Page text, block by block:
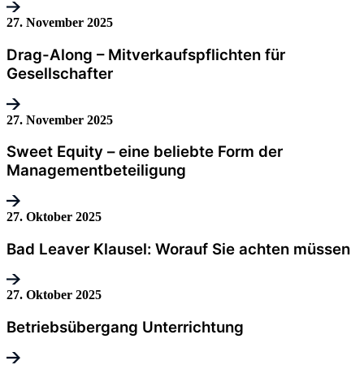
27. November 2025
Drag-Along – Mitverkaufspflichten für
Gesellschafter
27. November 2025
Sweet Equity – eine beliebte Form der
Managementbeteiligung
27. Oktober 2025
Bad Leaver Klausel: Worauf Sie achten müssen
27. Oktober 2025
Betriebsübergang Unterrichtung